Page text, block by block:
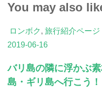
You may also
ロンボク , 旅行紹介ページ
2019-06-16
バリ島の隣に浮かぶ
島・ギリ島へ行こう！